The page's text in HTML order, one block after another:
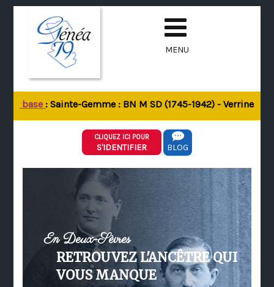
MENU
base: Sainte-Gemme : BN M SD (1745-1942) - Verrines-
CLIQUEZ ICI POUR
S'IDENTIFIER BLOG
En Deux-Sèvres
RETROUVEZ L'ANCÊTRE QUI
VOUS MANQUE